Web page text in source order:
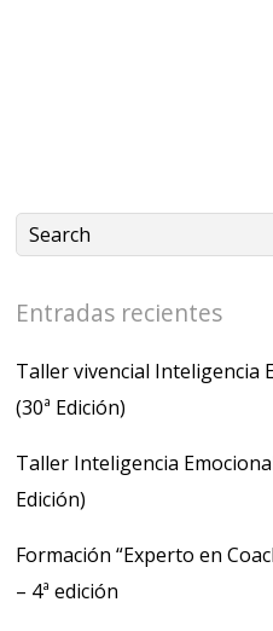
Entradas recientes
Taller vivencial Inteligencia
(30ª Edición)
Taller Inteligencia Emocional
Edición)
Formación “Experto en
– 4ª edición